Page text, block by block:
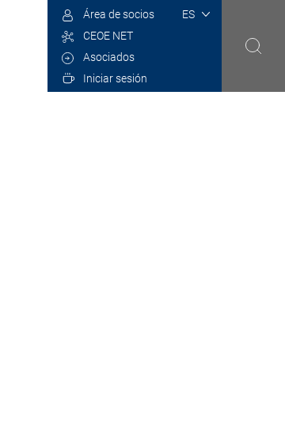
Select
Área de socios
CEOE NET
Asociados
Iniciar sesión